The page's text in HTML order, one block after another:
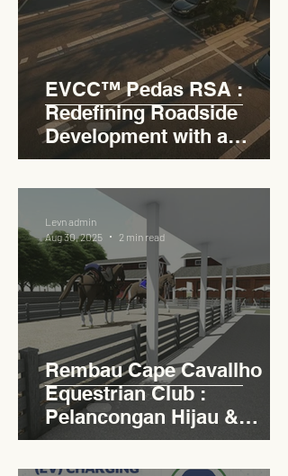
EVCC™ Pedas RSA :
Redefining Roadside
Development with a
Circular Carpark for
Seamless Access
Rembau Cape Cavallho
Equestrian Club :
Pelancongan Hijau &
Sukan Bertaraf
Antarabangsa
Levn admin
Aug 30, 2025
2 min read